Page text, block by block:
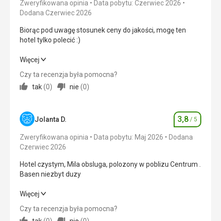
Czysty, niewielki hotel w doskonałej lokalizacji.
Chętnie zatrzymałbym się tam ponownie.
Usługi
Czysty i cichy hotel dla dorosłych w centrum miasta.
przetłumaczona za pomocą Google Translate
Zweryfikowana opinia
Data pobytu: Czerwiec 2026
Dodana Czerwiec 2026
Biorąc pod uwagę stosunek ceny do jakości, mogę ten
hotel tylko polecić :)
Biorąc pod uwagę stosunek ceny do jakości, mogę ten
Wyżywienie
Okolica 4,0/ 5
Usługi
Cena 5,0/ 5
Wyżywienie
Czasami coś się powtarzało, ale poza tym jedzenie było
świetne :)
Więcej
Czy ta recenzja była pomocna?
tak(0) nie (0)
Jolanta D. Ocena
3,8 / 5
Zweryfikowana opinia Data pobytu: Maj 2026
Dodana
Czerwiec 2026
Hotel czystym, Mila obsluga, polozony w poblizu Centrum .
Basen niezbyt duzy
Hotel czystym, Mila obsluga, polozony w poblizu Centrum .
Więcej
Czy ta recenzja była pomocna?